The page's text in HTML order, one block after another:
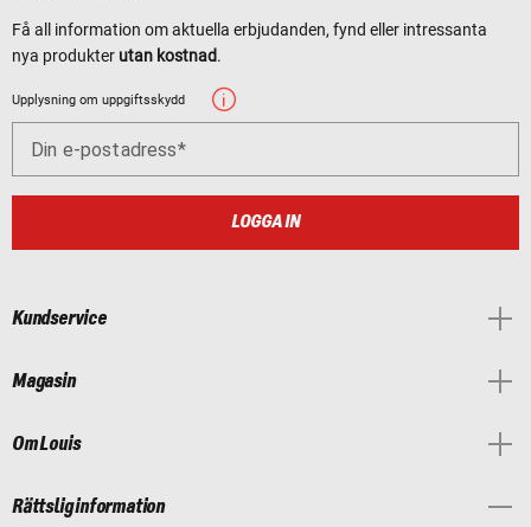
Få all information om aktuella erbjudanden, fynd eller intressanta
nya produkter utan kostnad.
Upplysning om uppgiftsskydd
Din e-postadress
LOGGA IN
Kundservice
Magasin
Om Louis
Rättslig information